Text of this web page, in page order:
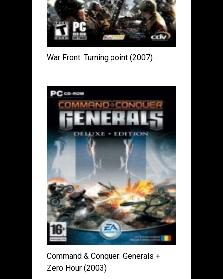
War Front: Turning point (2007)
Command & Conquer: Generals +
Zero Hour (2003)